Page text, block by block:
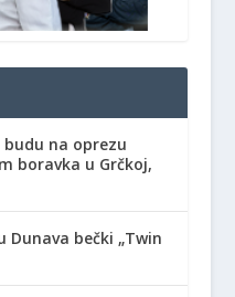
na oprezu
boravka u Grčkoj,
Dunava bečki „Twin